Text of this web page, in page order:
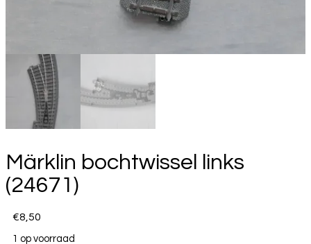
Märklin bochtwissel links
(24671)
€8,50
1 op voorraad